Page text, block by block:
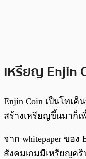
เหรียญ Enjin
Enjin Coin เป็นโทเ
สร้างเหรียญขึ้นมาก็
จาก whitepaper ของ
สังคมเกมมีเหรียญค